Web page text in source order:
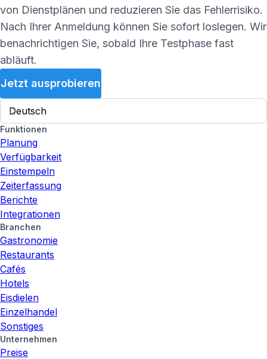
von Dienstplänen und reduzieren Sie das Fehlerrisiko.
Nach Ihrer Anmeldung können Sie sofort loslegen. Wir
benachrichtigen Sie, sobald Ihre Testphase fast
abläuft.
Jetzt ausprobieren
Funktionen
Planung
Verfügbarkeit
Einstempeln
Zeiterfassung
Berichte
Integrationen
Branchen
Gastronomie
Restaurants
Cafés
Hotels
Eisdielen
Einzelhandel
Sonstiges
Unternehmen
Preise